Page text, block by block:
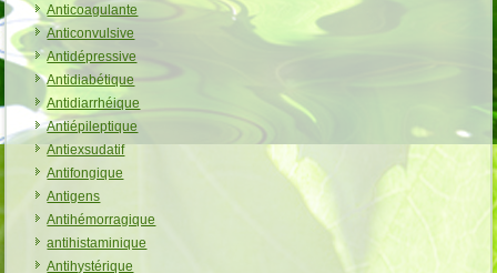
Anticoagulante
Anticonvulsive
Antidépressive
Antidiabétique
Antidiarrhéique
Antiépileptique
Antiexsudatif
Antifongique
Antigens
Antihémorragique
antihistaminique
Antihystérique